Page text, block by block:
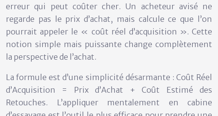
erreur qui peut coûter cher. Un acheteur avisé ne
regarde pas le prix d’achat, mais calcule ce que l’on
pourrait appeler le « coût réel d’acquisition ». Cette
notion simple mais puissante change complètement
la perspective de l’achat.
La formule est d’une simplicité désarmante : Coût Réel
d’Acquisition = Prix d’Achat + Coût Estimé des
Retouches. L’appliquer mentalement en cabine